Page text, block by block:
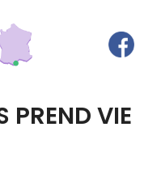
PREND VIE